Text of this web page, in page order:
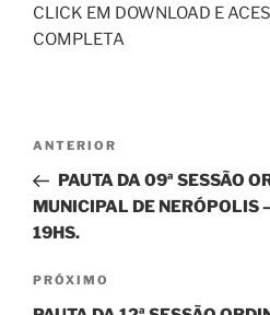
CLICK EM DOWNLOAD E
COMPLETA
ANTERIOR
PAUTA DA 09ª SESSÃO
MUNICIPAL DE
19HS.
PRÓXIMO